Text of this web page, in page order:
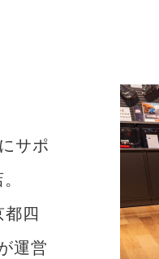
サポ
四
運営